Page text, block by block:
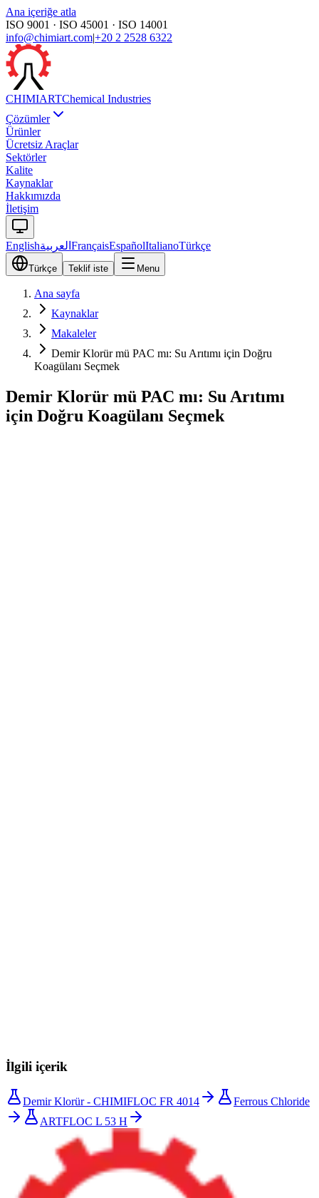
Ana içeriğe atla
ISO 9001 · ISO 45001 · ISO 14001
info@chimiart.com|+20 2 2528 6322
CHIMIARTChemical Industries
Çözümler
Ürünler
Ücretsiz Araçlar
Sektörler
Kalite
Kaynaklar
Hakkımızda
İletişim
Englishالعربية FrançaisEspañolItalianoTürkçe
Türkçe Teklif iste Menu
Ana sayfa
Kaynaklar
Makaleler
Demir Klorür mü PAC mı: Su Arıtımı için Doğru
Koagülanı Seçmek
Demir Klorür mü PAC mı: Su Arıtımı
için Doğru Koagülanı Seçmek
İlgili içerik
Demir Klorür - CHIMIFLOC FR 4014
Ferrous Chloride
ARTFLOC L 53 H